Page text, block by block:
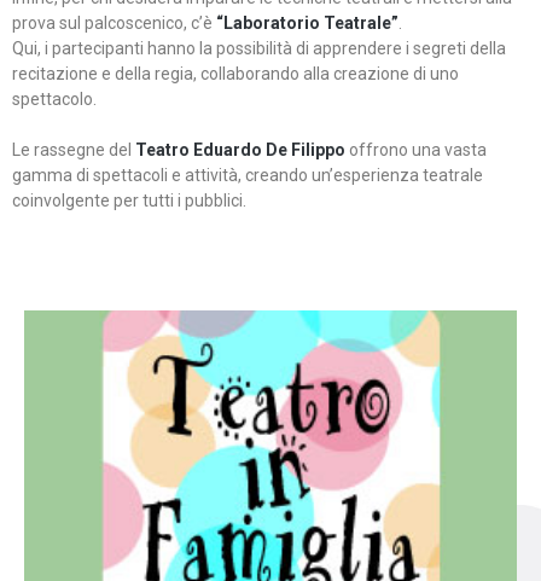
prova sul palcoscenico, c’è “Laboratorio Teatrale”
Qui, i partecipanti hanno la possibilità di apprendere i segreti della
recitazione e della regia, collaborando alla creazione di uno
spettacolo.
Le rassegne del Teatro Eduardo De Filippo offrono una vasta
gamma di spettacoli e attività, creando un’esperienza teatrale
coinvolgente per tutti i pubblici.
Teatro in famiglia
Teatro In Famiglia è una rassegna di teatro concepita
per far condividere e godere del teatro all’intera
famiglia.
Continua